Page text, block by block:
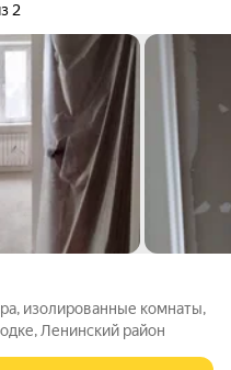
2
изолированные комнаты,
Ленинский район